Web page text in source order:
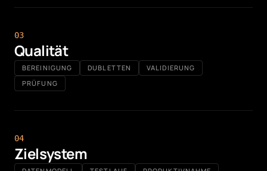
03
Qualität
BEREINIGUNG DUBLETTEN
VALIDIERUNG
PRÜFUNG
04
Zielsystem